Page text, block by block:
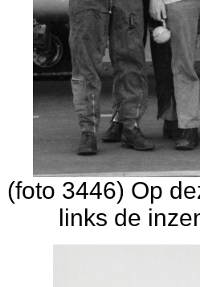
(foto 3446) Op
links de